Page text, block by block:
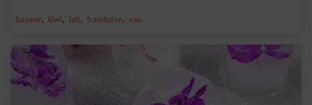
banane, kiwi, lait, framboise, eau